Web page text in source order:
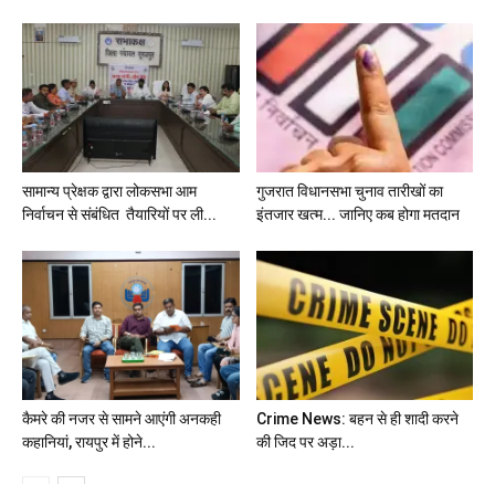
सामान्य प्रेक्षक द्वारा लोकसभा आम
निर्वाचन से संबंधित तैयारियों पर ली...
गुजरात विधानसभा चुनाव तारीखों का
इंतजार खत्म... जानिए कब होगा मतदान
कैमरे की नजर से सामने आएंगी अनकही
कहानियां, रायपुर में होने...
Crime News: बहन से ही शादी करने
की जिद पर अड़ा...